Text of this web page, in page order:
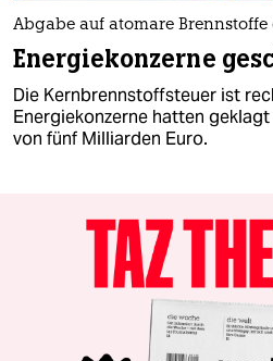
Abgabe auf atomare
Energiekonzerne
Die Kernbrennstoffsteuer ist
Energiekonzerne hatten geklagt
von fünf Milliarden Euro.